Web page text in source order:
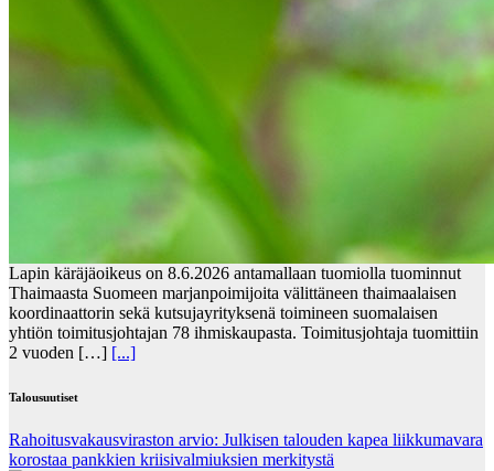
Lapin käräjäoikeus on 8.6.2026 antamallaan tuomiolla tuominnut
Thaimaasta Suomeen marjanpoimijoita välittäneen thaimaalaisen
koordinaattorin sekä kutsujayrityksenä toimineen suomalaisen
yhtiön toimitusjohtajan 78 ihmiskaupasta. Toimitusjohtaja tuomittiin
2 vuoden […] [...]
Talousuutiset
Rahoitusvakausviraston arvio: Julkisen talouden kapea liikkumavara
korostaa pankkien kriisivalmiuksien merkitystä